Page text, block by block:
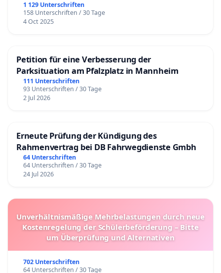
1 129 Unterschriften
158 Unterschriften / 30 Tage
4 Oct 2025
Petition für eine Verbesserung der
Parksituation am Pfalzplatz in Mannheim
111 Unterschriften
93 Unterschriften / 30 Tage
2 Jul 2026
Erneute Prüfung der Kündigung des
Rahmenvertrag bei DB Fahrwegdienste Gmbh
64 Unterschriften
64 Unterschriften / 30 Tage
24 Jul 2026
Unverhältnismäßige Mehrbelastungen durch neue
Kostenregelung der Schülerbeförderung – Bitte
um Überprüfung und Alternativen
702 Unterschriften
64 Unterschriften / 30 Tage